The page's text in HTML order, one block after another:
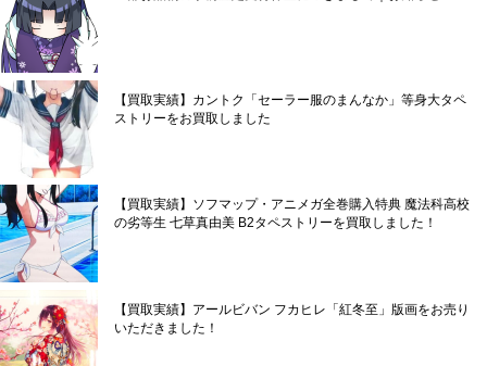
【買取実績】カントク「セーラー服のまんなか」等身大タペ
ストリーをお買取しました
【買取実績】ソフマップ・アニメガ全巻購入特典 魔法科高校
の劣等生 七草真由美 B2タペストリーを買取しました！
【買取実績】アールビバン フカヒレ「紅冬至」版画をお売り
いただきました！